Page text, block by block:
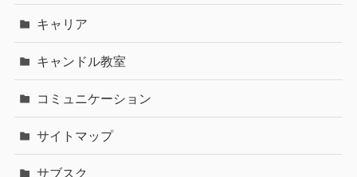
キャリア
キャンドル教室
コミュニケーション
サイトマップ
サブスク